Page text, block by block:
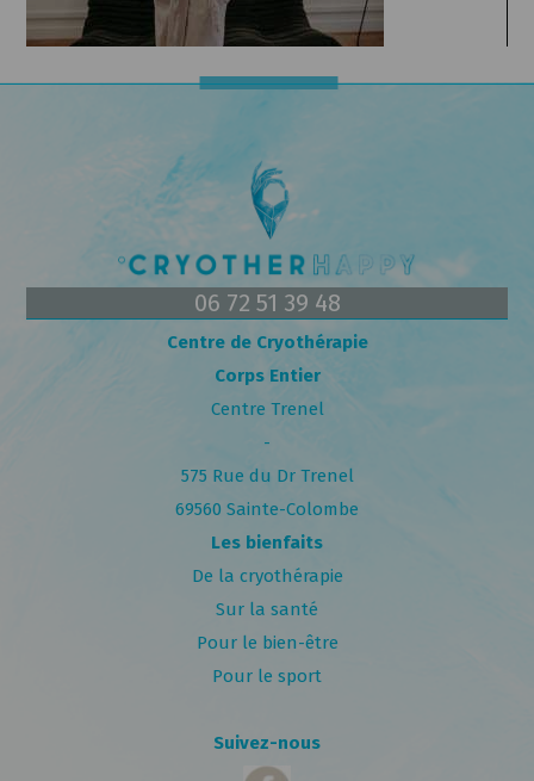
06 72 51 39 48
Centre de Cryothérapie
Corps Entier
Centre Trenel
-
575 Rue du Dr Trenel
69560 Sainte-Colombe
Les bienfaits
De la cryothérapie
Sur la santé
Pour le bien-être
Pour le sport
Suivez-nous